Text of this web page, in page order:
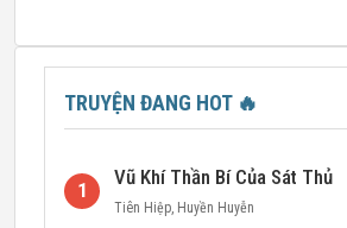
TRUYỆN ĐANG HOT 🔥
1
Vũ Khí Thần Bí Của Sát Thủ
Tiên Hiệp, Huyền Huyễn